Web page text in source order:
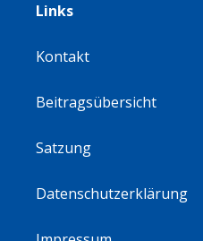
Links
Kontakt
Beitragsübersicht
Satzung
Datenschutzerklärung